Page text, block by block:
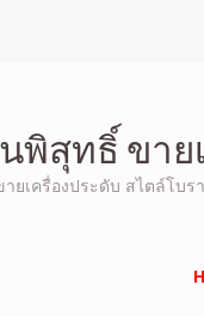
พิสุทธิ์ ขา
ายเครื่องประดับ สไตล์โบ